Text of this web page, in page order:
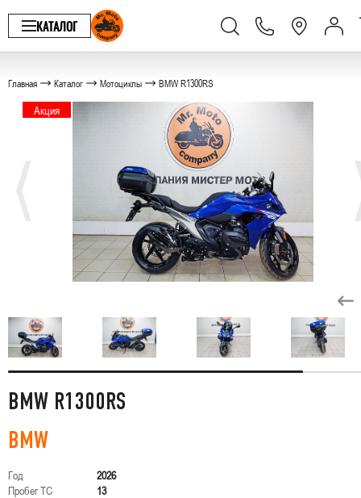
КАТАЛОГ
Главная Каталог Мотоциклы BMW R1300RS
Акция
BMW R1300RS
BMW
Год
2026
Пробег ТС
13